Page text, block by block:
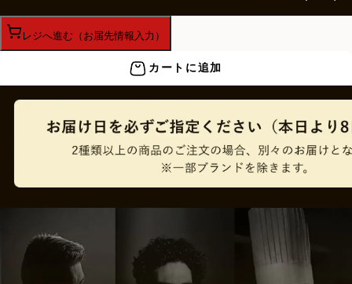
レジへ進む（お届先情報入力）
カートに追加